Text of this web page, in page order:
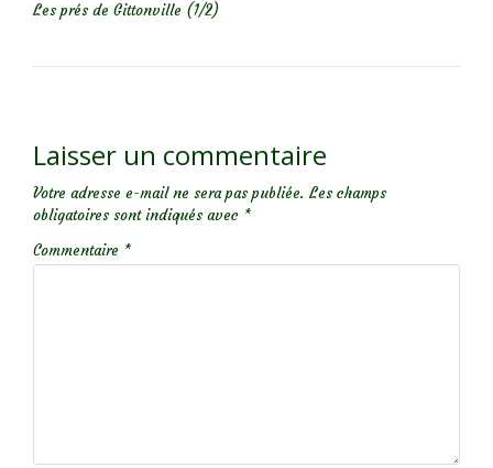
Les prés de Gittonville (1/2)
Laisser un commentaire
Votre adresse e-mail ne sera pas publiée. Les champs
obligatoires sont indiqués avec *
Commentaire *